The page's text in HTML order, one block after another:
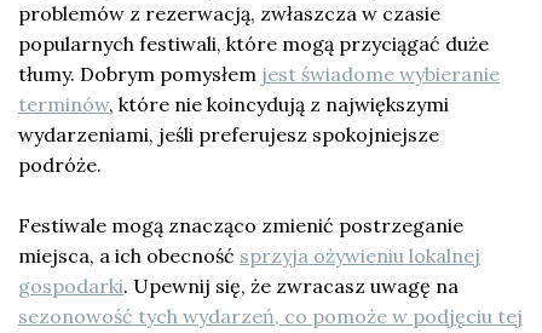
problemów z rezerwacją, zwłaszcza w czasie
popularnych festiwali, które mogą przyciągać duże
tłumy. Dobrym pomysłem jest świadome wybieranie
terminów, które nie koincydują z największymi
wydarzeniami, jeśli preferujesz spokojniejsze
podróże.
Festiwale mogą znacząco zmienić postrzeganie
miejsca, a ich obecność sprzyja ożywieniu lokalnej
gospodarki. Upewnij się, że zwracasz uwagę na
sezonowość tych wydarzeń, co pomoże w podjęciu tej